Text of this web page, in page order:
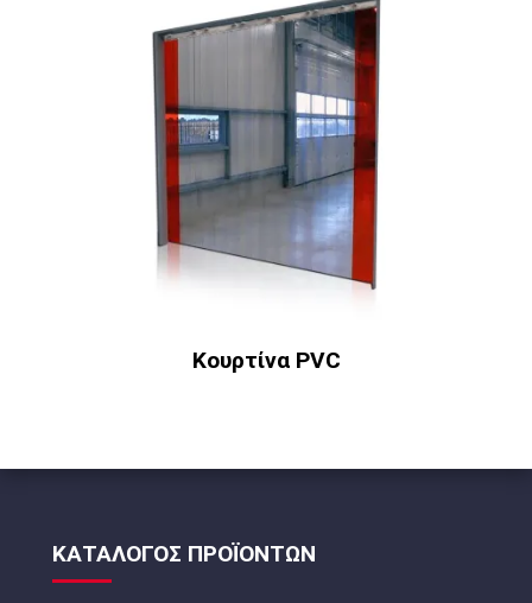
Κουρτίνα PVC
ΚΑΤΑΛΟΓΟΣ ΠΡΟΪΟΝΤΩΝ